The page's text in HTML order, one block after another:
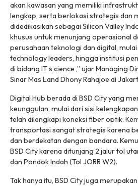
akan kawasan yang memiliki
lengkap, serta berlokasi strategis dan
didedikasikan sebagai Silicon Valley
khusus untuk menunjang operasional
perusahaan teknologi dan digital,
technology leaders, hingga institusi
di bidang IT s cience ,” ujar Managing
Sinar Mas Land Dhony Rahajoe di
Digital Hub berada di BSD City yang
keunggulan, mulai dari sisi
telah dilengkapi koneksi fiber optik.
transportasi sangat strategis karena
dan berdekatan dengan bandara.
BSD City karena ditunjang 2 jalur tol
dan Pondok Indah (Tol JORR W2).
Tak hanya itu, BSD City juga